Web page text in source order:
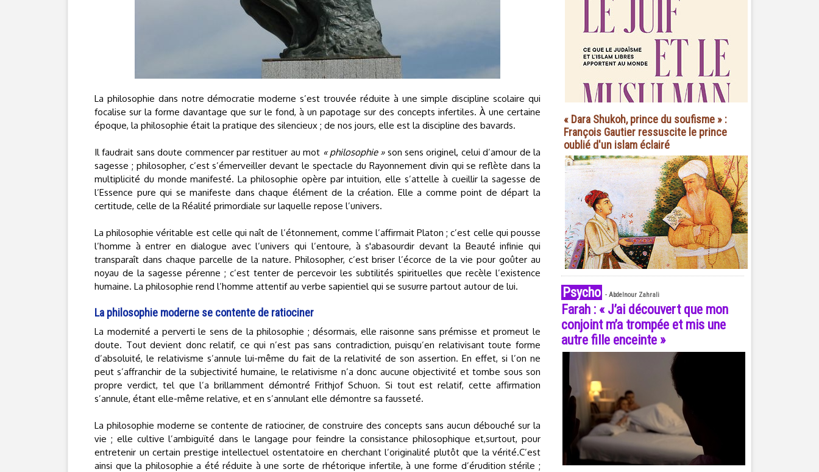
La philosophie dans notre démocratie moderne s’est trouvée réduite à une simple discipline scolaire qui
focalise sur la forme davantage que sur le fond, à un papotage sur des concepts infertiles. À une certaine
époque, la philosophie était la pratique des silencieux ; de nos jours, elle est la discipline des bavards.
Il faudrait sans doute commencer par restituer au mot « philosophie »son sens originel, celui d’amour de la
sagesse ; philosopher, c’est s’émerveiller devant le spectacle du Rayonnement divin qui se reflète dans la
multiplicité du monde manifesté. La philosophie opère par intuition, elle s’attelle à cueillir la sagesse de
l’Essence pure qui se manifeste dans chaque élément de la création. Elle a comme point de départ la
certitude, celle de la Réalité primordiale sur laquelle repose l’univers.
La philosophie véritable est celle qui naît de l’étonnement, comme l’affirmait Platon ; c’est celle qui pousse
l’homme à entrer en dialogue avec l’univers qui l’entoure, à s'abasourdir devant la Beauté infinie qui
transparaît dans chaque parcelle de la nature. Philosopher, c’est briser l’écorce de la vie pour goûter au
noyau de la sagesse pérenne ; c’est tenter de percevoir les subtilités spirituelles que recèle l’existence
humaine. La philosophie rend l’homme attentif au verbe sapientiel qui se susurre partout autour de lui.
La philosophie moderne se contente de ratiociner
La modernité a perverti le sens de la philosophie ; désormais, elle raisonne sans prémisse et promeut le
doute. Tout devient donc relatif, ce qui n’est pas sans contradiction, puisqu’en relativisant toute forme
d’absoluité, le relativisme s’annule lui-même du fait de la relativité de son assertion. En effet, si l’on ne
peut s’affranchir de la subjectivité humaine, le relativisme n’a donc aucune objectivité et tombe sous son
propre verdict, tel que l’a brillamment démontré Frithjof Schuon. Si tout est relatif, cette affirmation
s’annule, étant elle-même relative, et en s’annulant elle démontre sa fausseté.
La philosophie moderne se contente de ratiociner, de construire des concepts sans aucun débouché sur la
vie ; elle cultive l’ambiguïté dans le langage pour feindre la consistance philosophique et,surtout, pour
entretenir un certain prestige intellectuel ostentatoire en cherchant l’originalité plutôt que la vérité.C’est
ainsi que la philosophie a été réduite à une sorte de rhétorique infertile, à une forme d’érudition stérile ;
« Dara Shukoh, prince du soufisme » :
François Gautier ressuscite le prince
oublié d'un islam éclairé
Psycho - Abdelnour Zahrali
Farah : « J’ai découvert que mon
conjoint m’a trompée et mis une
autre fille enceinte »